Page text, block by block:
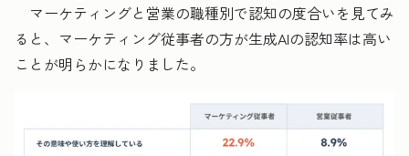
マーケティングと営業の職種別で認知の度合いを見てみ
ると、マーケティング従事者の方が生成AIの認知率は高い
ことが明らかになりました。